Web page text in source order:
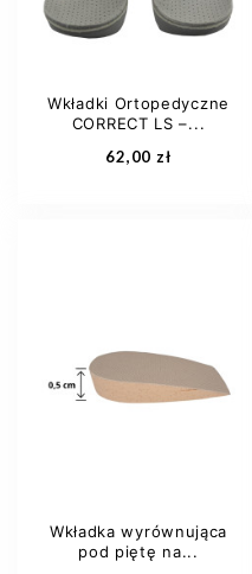
Dodaj do koszyka
Wkładki Ortopedyczne
CORRECT LS –...
62,00 zł
21
22
23
+23
Dodaj do koszyka
Wkładka wyrównująca
pod piętę na...